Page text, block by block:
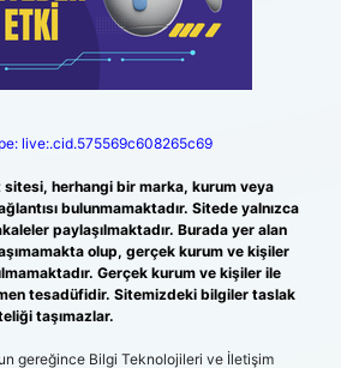
live:.cid.575569c608265c69
sitesi, herhangi bir marka, kurum veya
bulunmamaktadır. Sitede yalnızca
paylaşılmaktadır. Burada yer alan
olup, gerçek kurum ve kişiler
Gerçek kurum ve kişiler ile
tesadüfidir. Sitemizdeki bilgiler taslak
taşımazlar.
gereğince Bilgi Teknolojileri ve İletişim